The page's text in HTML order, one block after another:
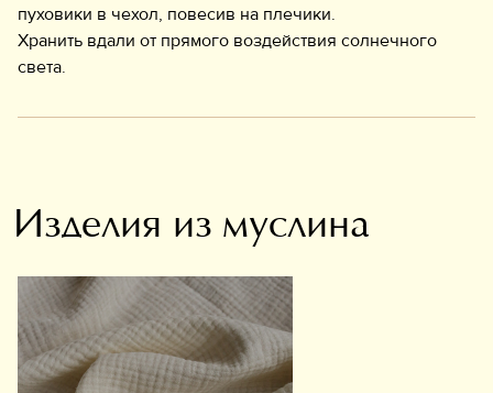
пуховики в чехол, повесив на плечики.
Хранить вдали от прямого воздействия солнечного
света.
Изделия из муслина